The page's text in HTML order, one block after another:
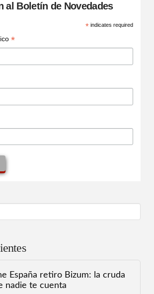
al Boletín de Novedades
*indicates required
*
España retiro Bizum: la cruda
nadie te cuenta